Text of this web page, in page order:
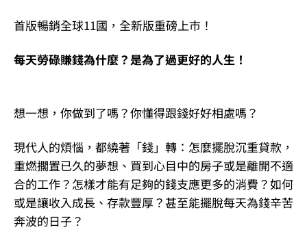
首版暢銷全球11國，全新版重磅上市！
每天勞碌賺錢為什麼？是為了過更好的人生！
想一想，你做到了嗎？你懂得跟錢好好相處嗎？
現代人的煩惱，都繞著「錢」轉：怎麼擺脫沉重貸款，
重燃擱置已久的夢想、買到心目中的房子或是離開不適
合的工作？怎樣才能有足夠的錢支應更多的消費？如何
或是讓收入成長、存款豐厚？甚至能擺脫每天為錢辛苦
奔波的日子？